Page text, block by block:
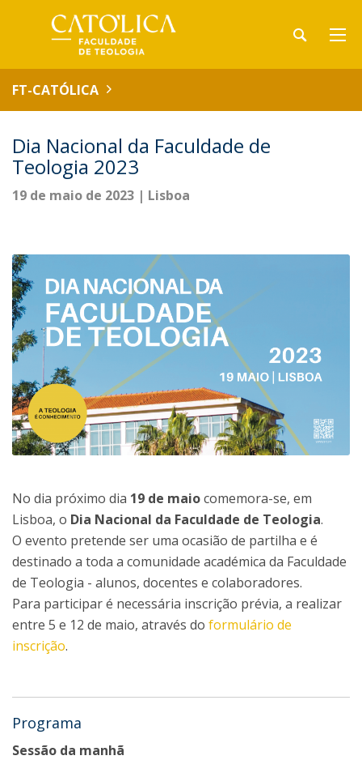
FT-CATÓLICA
Dia Nacional da Faculdade de
Teologia 2023
19 de maio de 2023 | Lisboa
No dia próximo dia 19 de maiocomemora-se, em
Lisboa, o Dia Nacional da Faculdade de Teologia.
O evento pretende ser uma ocasião de partilha e é
destinado a toda a comunidade académica da Faculdade
de Teologia - alunos, docentes e colaboradores.
Para participar é necessária inscrição prévia, a realizar
entre 5 e 12 de maio, através do formulário de
inscrição.
Programa
Sessão da manhã